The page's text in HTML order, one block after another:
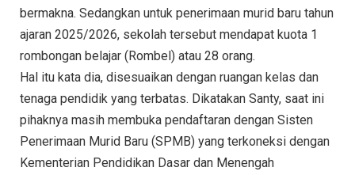
bermakna. Sedangkan untuk penerimaan murid baru tahun
ajaran 2025/2026, sekolah tersebut mendapat kuota 1
rombongan belajar (Rombel) atau 28 orang.
Hal itu kata dia, disesuaikan dengan ruangan kelas dan
tenaga pendidik yang terbatas. Dikatakan Santy, saat ini
pihaknya masih membuka pendaftaran dengan Sisten
Penerimaan Murid Baru (SPMB) yang terkoneksi dengan
Kementerian Pendidikan Dasar dan Menengah